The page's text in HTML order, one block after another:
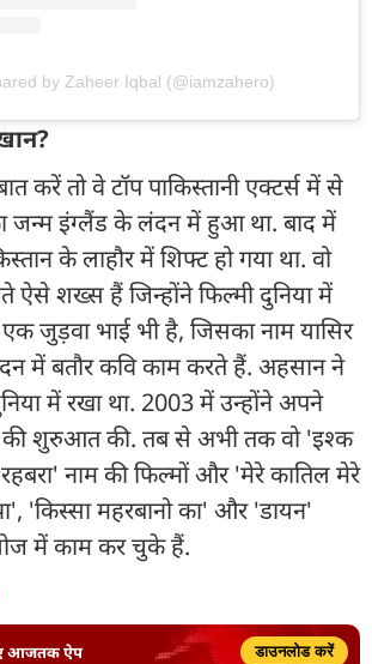
by Zaheer Iqbal (@iamzahero)
करें तो वे टॉप पाकिस्तानी एक्टर्स में से
जन्म इंग्लैंड के लंदन में हुआ था. बाद में
के लाहौर में शिफ्ट हो गया था. वो
ऐसे शख्स हैं जिन्होंने फिल्मी दुनिया में
जुड़वा भाई भी है, जिसका नाम यासिर
में बतौर कवि काम करते हैं. अहसान ने
में रखा था. 2003 में उन्होंने अपने
की शुरुआत की. तब से अभी तक वो 'इश्क
नाम की फिल्मों और 'मेरे कातिल मेरे
'किस्सा महरबानो का' और 'डायन'
में काम कर चुके हैं.
आजतक ऐप डाउनलोड करें